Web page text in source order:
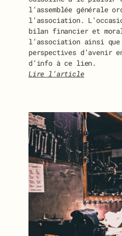
l’assemblée générale
l’association.
bilan financier et
l’association ainsi que
perspectives d’avenir
d’info à ce lien.
Lire l’article
V
I
T
A
T
I
O
N
À
L
’